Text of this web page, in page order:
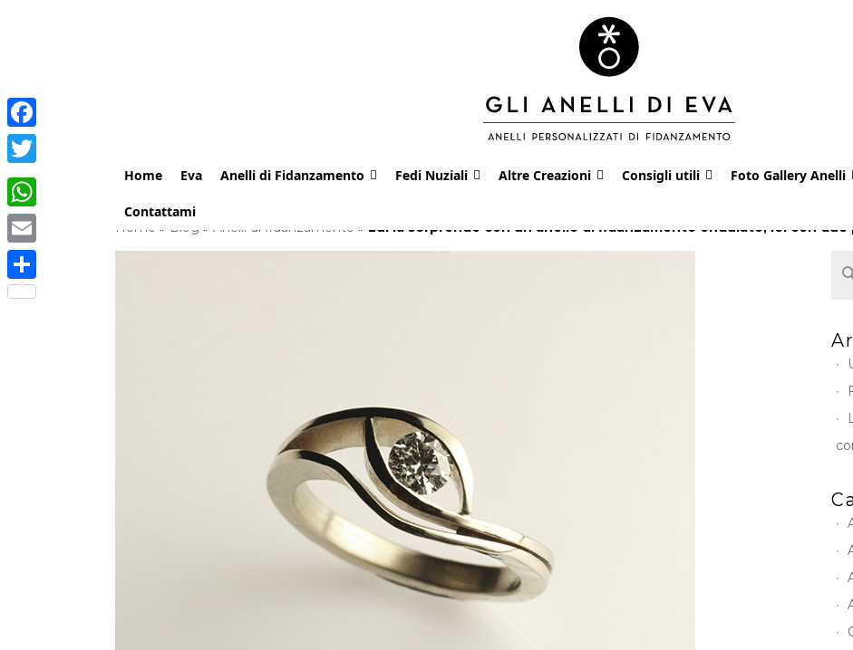
Home Eva Anelli di Fidanzamento Fedi Nuziali Altre Creazioni Consigli utili Foto Gallery Anelli
Contattami
Home » Blog » Anelli di fidanzamento » Lui la sorprende con un anello di fidanzamento ondulato, lei con due
Facebook
Twitter
WhatsApp
Email
Share